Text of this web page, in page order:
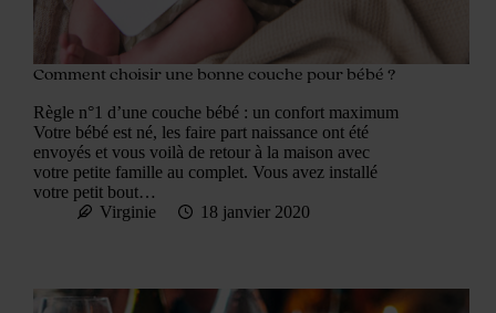
Comment choisir une bonne couche pour bébé ?
Règle n°1 d’une couche bébé : un confort maximum
Votre bébé est né, les faire part naissance ont été
envoyés et vous voilà de retour à la maison avec
votre petite famille au complet. Vous avez installé
votre petit bout…
Virginie
18 janvier 2020